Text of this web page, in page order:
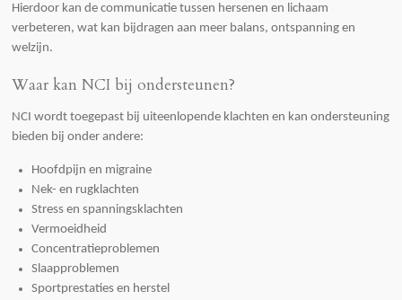
Hierdoor kan de communicatie tussen hersenen en lichaam
verbeteren, wat kan bijdragen aan meer balans, ontspanning en
welzijn.
Waar kan NCI bij ondersteunen?
NCI wordt toegepast bij uiteenlopende klachten en kan ondersteuning
bieden bij onder andere:
Hoofdpijn en migraine
Nek- en rugklachten
Stress en spanningsklachten
Vermoeidheid
Concentratieproblemen
Slaapproblemen
Sportprestaties en herstel